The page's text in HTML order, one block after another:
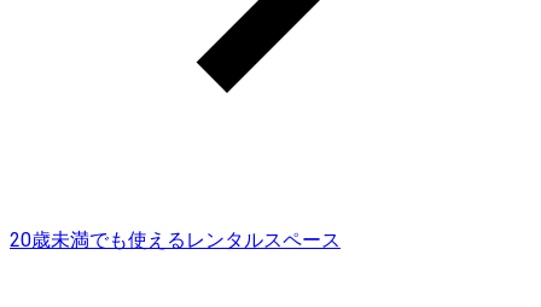
20歳未満でも使えるレンタルスペース